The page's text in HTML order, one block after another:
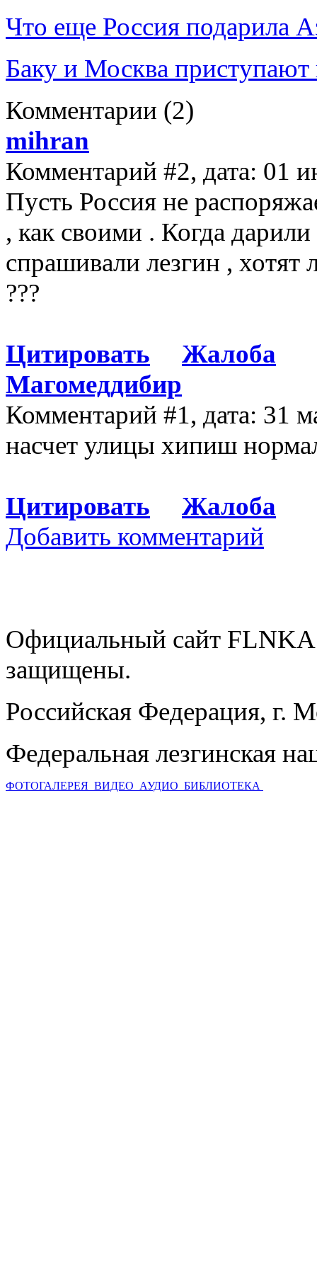
Что еще Россия подарила
Баку и Москва
Комментарии (2)
mihran
Комментарий #2, дата: 01
Пусть Россия не
, как своими . Когда
спрашивали лезгин , хотят
???
Цитировать
Жалоба
Магомеддибир
Комментарий #1, дата: 31
насчет улицы хипиш
Цитировать
Жалоба
Добавить комментарий
Официальный сайт
защищены.
Российская Федерация, г.
Федеральная лезгинская
ФОТОГАЛЕРЕЯ ВИДЕО АУДИО БИБЛИОТЕКА